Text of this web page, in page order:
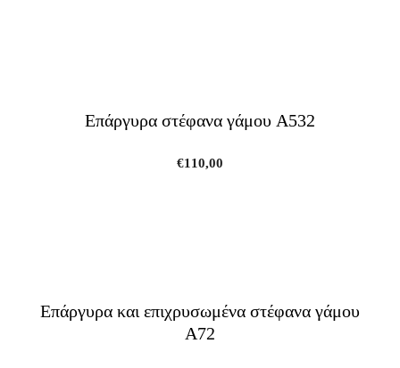
Επάργυρα στέφανα γάμου A532
€110,00
Επάργυρα και επιχρυσωμένα στέφανα γάμου
A72